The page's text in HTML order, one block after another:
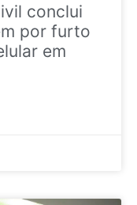
conclui
por furto
em